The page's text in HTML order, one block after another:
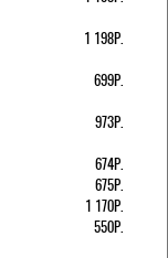
1 198Р.
699Р.
973Р.
674Р.
675Р.
1 170Р.
550Р.